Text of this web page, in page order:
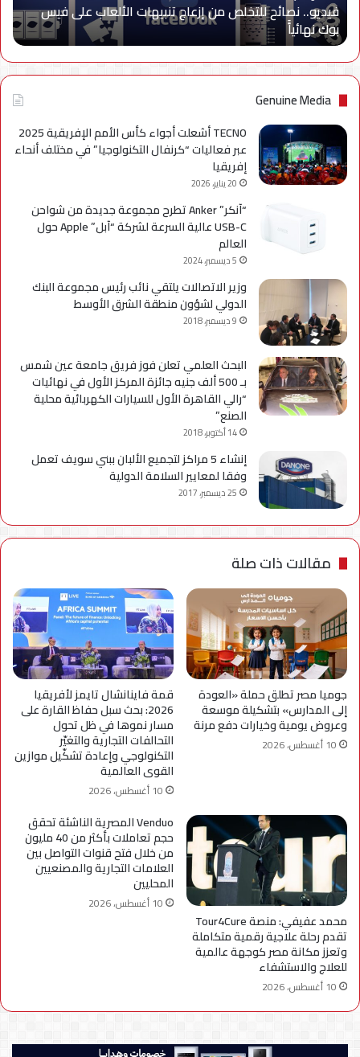
فيس
بوك
نهائياًَ
فيديو.. نصائح للتخلص من إزعاج تنبيهات الألعاب على فيس
بوك نهائياًَ
Genuine Media
TECNO أشعلت أجواء كأس الأمم الإفريقية 2025
عبر فعاليات “كرنفال التكنولوجيا” في مختلف أنحاء
إفريقيا
20 يناير، 2026
“آنكر” Anker تطرح مجموعة جديدة من شواحن
USB-C عالية السرعة لشركة “آبل” Apple حول
العالم
5 ديسمبر، 2024
وزير الاتصالات يلتقي نائب رئيس مجموعة البنك
الدولي لشؤون منطقة الشرق الأوسط
9 ديسمبر، 2018
البحث العلمي تعلن فوز فريق جامعة عين شمس
بـ 500 ألف جنيه جائزة المركز الأول في نهائيات
“رالي القاهرة الأول للسيارات الكهربائية محلية
الصنع”
14 أكتوبر، 2018
إنشاء 5 مراكز لتجميع الألبان ببني سويف تعمل
وفقا لمعايير السلامة الدولية
25 ديسمبر، 2017
مقالات ذات صلة
جوميا مصر تطلق حملة «العودة
إلى المدارس» بتشكيلة موسعة
وعروض يومية وخيارات دفع مرنة
10 أغسطس، 2026
قمة فاينانشال تايمز لأفريقيا
2026: بحث سبل حفاظ القارة على
مسار نموها في ظل تحول
التحالفات التجارية والتغيّر
التكنولوجي وإعادة تشكّيل موازين
القوى العالمية
10 أغسطس، 2026
محمد عفيفي: منصة Tour4Cure
تقدم رحلة علاجية رقمية متكاملة
وتعزز مكانة مصر كوجهة عالمية
للعلاج والاستشفاء
10 أغسطس، 2026
Venduo المصرية الناشئة تحقق
حجم تعاملات بأكثر من 40 مليون
من خلال فتح قنوات التواصل بين
العلامات التجارية والمصنعيين
المحليين
10 أغسطس، 2026